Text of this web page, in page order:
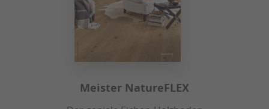
Meister NatureFLEX